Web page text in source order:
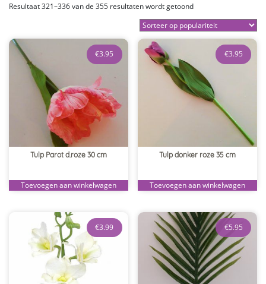
Resultaat 321–336 van de 355 resultaten wordt getoondGesorteerd
populariteit
Tulp Parot d.roze 30 cm
€3.95
Toevoegen aan winkelwagen
Tulp donker roze 35 cm
€3.95
Toevoegen aan winkelwagen
€3.99 €5.95